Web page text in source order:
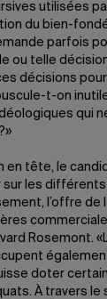
utilisées
du bien-
parfois
ou telle
décisions
t-on
qui
en tête, le
les
l’offre
Rosemont.
doter
À travers le